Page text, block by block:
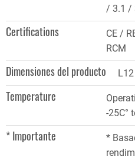
/ 3.1 /
Certifications
CE /
RCM
Dimensiones del producto
Temperature
-25C°
* Importante
*